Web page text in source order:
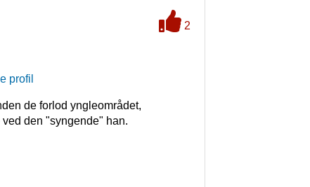
2
profil
de forlod yngleområdet,